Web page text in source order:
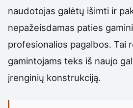
naudotojas galėtų išimti ir
nepažeisdamas paties
profesionalios pagalbos. Tai
gamintojams teks iš naujo
įrenginių konstrukciją.